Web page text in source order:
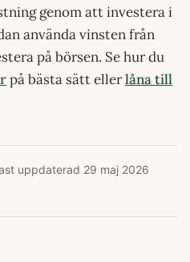
genom att investera i
använda vinsten från
på börsen. Se hur du
på bästa sätt ellerlåna till
uppdaterad 29 maj 2026